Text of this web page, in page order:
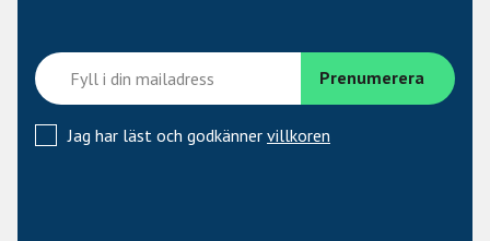
Jag har läst och godkänner villkoren